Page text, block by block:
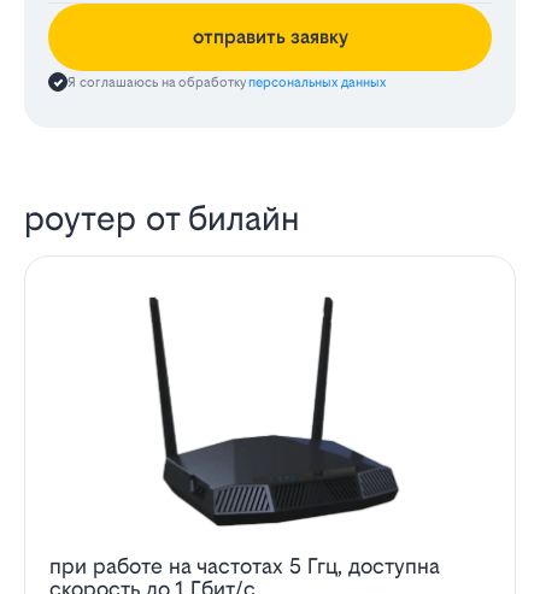
отправить заявку
Я соглашаюсь на обработкуперсональных данных
роутер от билайн
при работе на частотах 5 Ггц, доступна
скорость до 1 Гбит/с